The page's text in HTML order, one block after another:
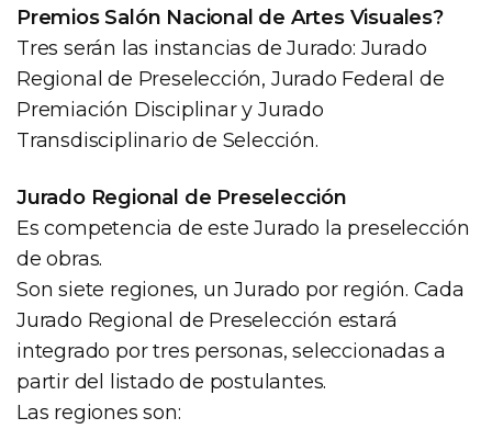
Premios Salón Nacional de Artes Visuales?
Tres serán las instancias de Jurado: Jurado
Regional de Preselección, Jurado Federal de
Premiación Disciplinar y Jurado
Transdisciplinario de Selección.
Jurado Regional de Preselección
Es competencia de este Jurado la preselección
de obras.
Son siete regiones, un Jurado por región. Cada
Jurado Regional de Preselección estará
integrado por tres personas, seleccionadas a
partir del listado de postulantes.
Las regiones son: